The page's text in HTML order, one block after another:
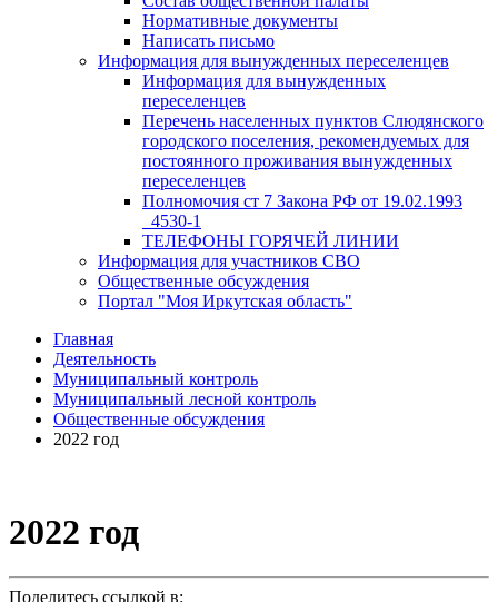
Нормативные документы
Написать письмо
Информация для вынужденных переселенцев
Информация для вынужденных
переселенцев
Перечень населенных пунктов Слюдянского
городского поселения, рекомендуемых для
постоянного проживания вынужденных
переселенцев
Полномочия ст 7 Закона РФ от 19.02.1993
_4530-1
ТЕЛЕФОНЫ ГОРЯЧЕЙ ЛИНИИ
Информация для участников СВО
Общественные обсуждения
Портал "Моя Иркутская область"
Главная
Деятельность
Муниципальный контроль
Муниципальный лесной контроль
Общественные обсуждения
2022 год
2022 год
Поделитесь ссылкой в: